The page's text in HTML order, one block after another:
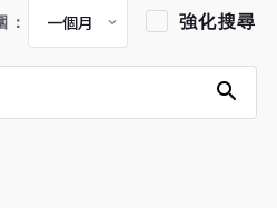
： 強化搜尋